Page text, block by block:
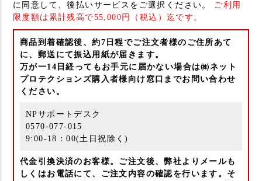
に同意して、後払いサービスをご選択ください。 ご利用
限度額は累計残高で55,000円（税込）迄です。
商品到着確認後、約7日程でご注文者様のご住所あて
に、郵送にて振込用紙が届きます。
万が一14日経ってもお手元に届かない場合は㈱ネット
プロテクションズ購入者様向け窓口までお問い合わせ
ください。
NPサポートデスク
0570-077-015
9:00-18：00(土日祝除く)
代金引換決済のお客様。ご注文後、弊社よりメールも
しくはお電話にて、ご注文内容の確認を行います。そ